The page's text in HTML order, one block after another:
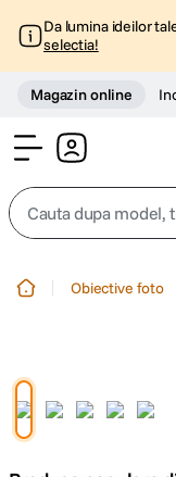
Da lumina ideilor
selectia!
Magazin online
Cauta dupa model,
Obiective foto